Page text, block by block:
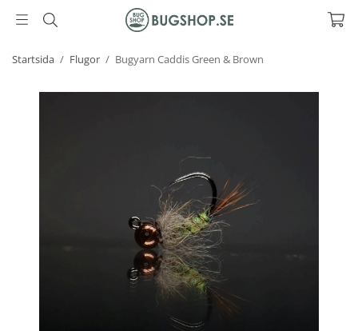
Startsida / Flugor / Bugyarn Caddis Green & Brown